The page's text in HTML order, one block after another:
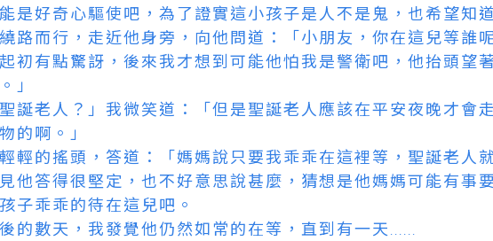
是好奇心驅使吧，為了證實這小孩子是人不是鬼，也希望知
路而行，走近他身旁，向他問道：「小朋友，你在這兒等誰呢
初有點驚訝，後來我才想到可能他怕我是警衛吧，他抬頭望
」
聖誕老人？」我微笑道：「但是聖誕老人應該在平安夜晚才會
的啊。」
輕的搖頭，答道：「媽媽說只要我乖乖在這裡等，聖誕老人
他答得很堅定，也不好意思說甚麼，猜想是他媽媽可能有事
子乖乖的待在這兒吧。
的數天，我發覺他仍然如常的在等，直到有一天 ......